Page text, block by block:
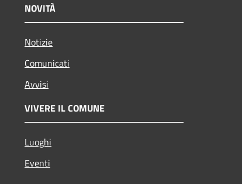
NOVITÀ
Notizie
Comunicati
Avvisi
VIVERE IL COMUNE
Luoghi
Eventi